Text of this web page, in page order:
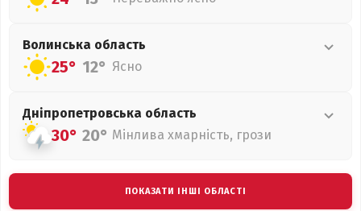
Волинська область
25° 12° Ясно
Дніпропетровська область
30° 20° Мінлива хмарність, грози
ПОКАЗАТИ ІНШІ ОБЛАСТІ